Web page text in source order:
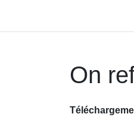
On